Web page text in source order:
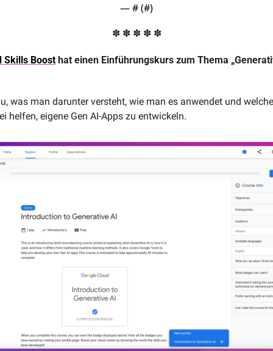
— # (#)
✽ ✽ ✽ ✽ ✽
Skills Boost hat einen Einführungskurs zum Thema
was man darunter versteht, wie man es anwendet und
helfen, eigene Gen AI-Apps zu entwickeln.